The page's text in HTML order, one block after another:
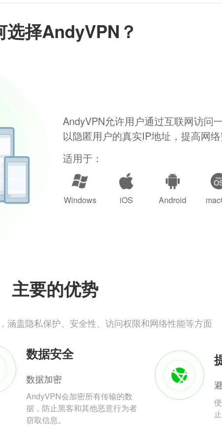
选择AndyVPN？
AndyVPN允许用户通过互联网访问
以隐匿用户的真实IP地址，提高网络
适用于：
Windows iOS Android
主要的优势
涵盖隐私保护、安全性、访问权限和网络性能等方面
数据安全
数据加密
AndyVPN会加密所有传输的数
据，防止黑客和其他恶意行为者
窃取信息。